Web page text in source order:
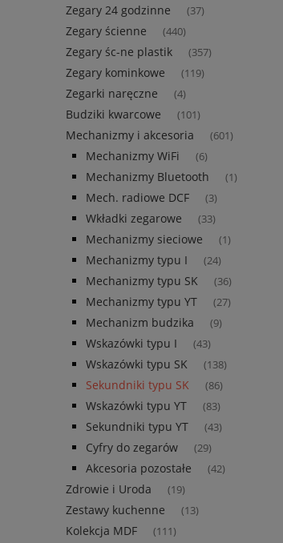
Zegary 24 godzinne (37)
Zegary ścienne (440)
Zegary śc-ne plastik (357)
Zegary kominkowe (119)
Zegarki naręczne (4)
Budziki kwarcowe (101)
Mechanizmy i akcesoria (601)
Mechanizmy WiFi (6)
Mechanizmy Bluetooth (1)
Mech. radiowe DCF (3)
Wkładki zegarowe (33)
Mechanizmy sieciowe (1)
Mechanizmy typu I (24)
Mechanizmy typu SK (36)
Mechanizmy typu YT (27)
Mechanizm budzika (9)
Wskazówki typu I (43)
Wskazówki typu SK (138)
Sekundniki typu SK (86)
Wskazówki typu YT (83)
Sekundniki typu YT (43)
Cyfry do zegarów (29)
Akcesoria pozostałe (42)
Zdrowie i Uroda (19)
Zestawy kuchenne (13)
Kolekcja MDF (111)